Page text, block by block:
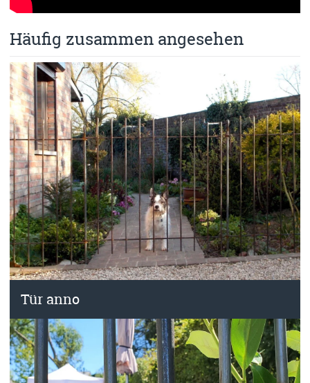
Häufig zusammen angesehen
Tür anno